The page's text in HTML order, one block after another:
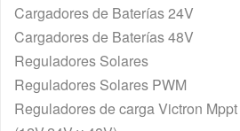
Cargadores de Baterías 24V
Cargadores de Baterías 48V
Reguladores Solares
Reguladores Solares PWM
Reguladores de carga Victron Mppt